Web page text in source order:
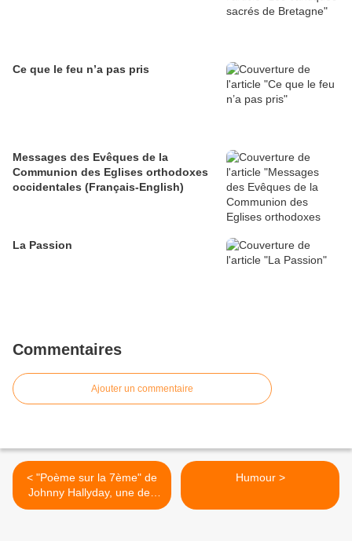
Ce que le feu n’a pas pris
Messages des Evêques de la
Communion des Eglises orthodoxes
occidentales (Français-English)
La Passion
Commentaires
Ajouter un commentaire
< "Poème sur la 7ème" de
Johnny Hallyday, une des
premières chansons qui
Humour >